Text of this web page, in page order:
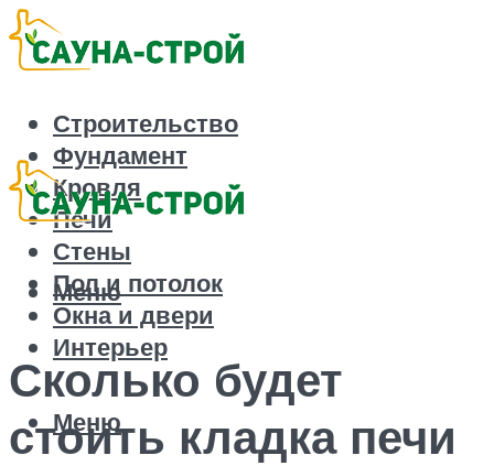
Строительство
Фундамент
Кровля
Печи
Стены
Пол и потолок
Окна и двери
Интерьер
Меню
Меню
Сколько будет
стоить кладка печи